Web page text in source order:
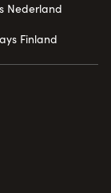
Nederland
Finland